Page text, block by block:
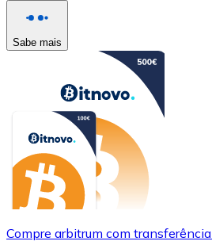
Sabe mais
Compre arbitrum com